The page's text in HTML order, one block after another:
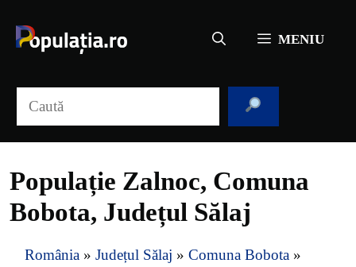
conținut
MENIU
Populație Zalnoc, Comuna
Bobota, Județul Sălaj
România » Județul Sălaj » Comuna Bobota »